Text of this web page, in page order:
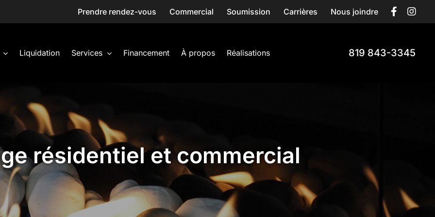
Prendre rendez-vous Commercial Soumission Carrières Nous joindre
Liquidation Services Financement À propos Réalisations 819 843-3345
résidentiel et commercial